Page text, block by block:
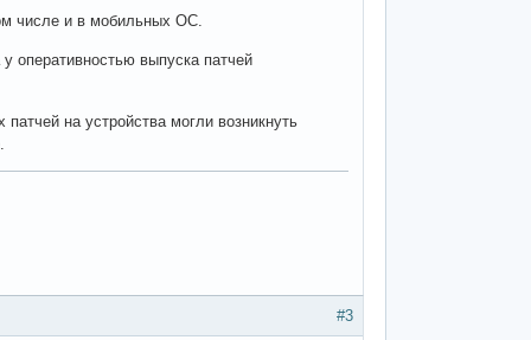
числе и в мобильных ОС.
оперативностью выпуска патчей
на устройства могли возникнуть
#3